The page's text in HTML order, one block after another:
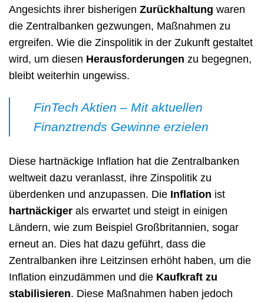
Angesichts ihrer bisherigen Zurückhaltung waren
die Zentralbanken gezwungen, Maßnahmen zu
ergreifen. Wie die Zinspolitik in der Zukunft gestaltet
wird, um diesen Herausforderungen zu begegnen,
bleibt weiterhin ungewiss.
FinTech Aktien – Mit aktuellen
Finanztrends Gewinne erzielen
Diese hartnäckige Inflation hat die Zentralbanken
weltweit dazu veranlasst, ihre Zinspolitik zu
überdenken und anzupassen. Die Inflation ist
hartnäckiger als erwartet und steigt in einigen
Ländern, wie zum Beispiel Großbritannien, sogar
erneut an. Dies hat dazu geführt, dass die
Zentralbanken ihre Leitzinsen erhöht haben, um die
Inflation einzudämmen und die Kaufkraft zu
stabilisieren. Diese Maßnahmen haben jedoch